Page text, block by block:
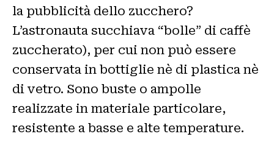
la pubblicità dello zucchero?
L’astronauta succhiava “bolle” di caffè
zuccherato), per cui non può essere
conservata in bottiglie nè di plastica nè
di vetro. Sono buste o ampolle
realizzate in materiale particolare,
resistente a basse e alte temperature.